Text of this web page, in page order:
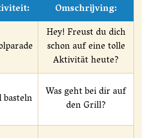
Omschrijving:
Hey! Freust du dich
schon auf eine tolle
Aktivität heute?
Was geht bei dir auf
den Grill?